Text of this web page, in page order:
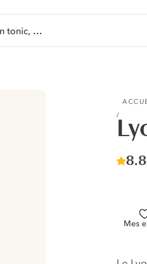
tonic, …
8.8
Mes